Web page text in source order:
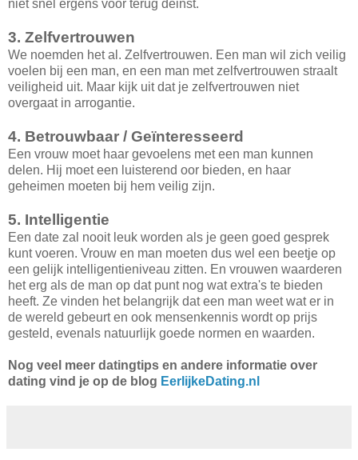
niet snel ergens voor terug deinst.
3. Zelfvertrouwen
We noemden het al. Zelfvertrouwen. Een man wil zich veilig
voelen bij een man, en een man met zelfvertrouwen straalt
veiligheid uit. Maar kijk uit dat je zelfvertrouwen niet
overgaat in arrogantie.
4. Betrouwbaar / Geïnteresseerd
Een vrouw moet haar gevoelens met een man kunnen
delen. Hij moet een luisterend oor bieden, en haar
geheimen moeten bij hem veilig zijn.
5. Intelligentie
Een date zal nooit leuk worden als je geen goed gesprek
kunt voeren. Vrouw en man moeten dus wel een beetje op
een gelijk intelligentieniveau zitten. En vrouwen waarderen
het erg als de man op dat punt nog wat extra's te bieden
heeft. Ze vinden het belangrijk dat een man weet wat er in
de wereld gebeurt en ook mensenkennis wordt op prijs
gesteld, evenals natuurlijk goede normen en waarden.
Nog veel meer datingtips en andere informatie over
dating vind je op de blog EerlijkeDating.nl